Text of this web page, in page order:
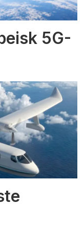
5G-